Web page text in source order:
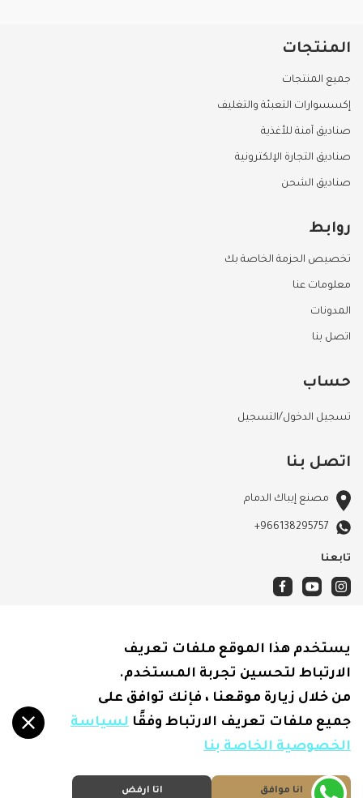
المنتجات
جميع المنتجات
إكسسوارات التعبئة والتغليف
صناديق آمنة للأغذية
صناديق التجارة الإلكترونية
صناديق الشحن
روابط
تخصيص الحزمة الخاصة بك
معلومات عنا
المدونات
اتصل بنا
حساب
تسجيل الدخول/التسجيل
اتصل بنا
مصنع إيباك الدمام
+966138295757
تابعنا
سياسة الشحن
الاسترجاع والاسترداد
سياسة الخصوصية
يستخدم هذا الموقع ملفات تعريف
الارتباط لتحسين تجربة المستخدم.
من خلال زيارة موقعنا ، فإنك توافق على
جميع ملفات تعريف الارتباط وفقًا لسياسة
الخصوصية الخاصة بنا
انا موافق اتا ارفض